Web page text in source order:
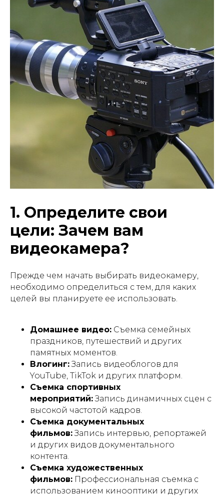
1. Определите свои
цели: Зачем вам
видеокамера?
Прежде чем начать выбирать видеокамеру,
необходимо определиться с тем, для каких
целей вы планируете ее использовать.
Домашнее видео: Съемка семейных
праздников, путешествий и других
памятных моментов.
Влогинг:Запись видеоблогов для
YouTube, TikTok и других платформ.
Съемка спортивных
мероприятий:Запись динамичных сцен с
высокой частотой кадров.
Съемка документальных
фильмов:Запись интервью, репортажей
и других видов документального
контента.
Съемка художественных
фильмов: Профессиональная съемка с
использованием кинооптики и других